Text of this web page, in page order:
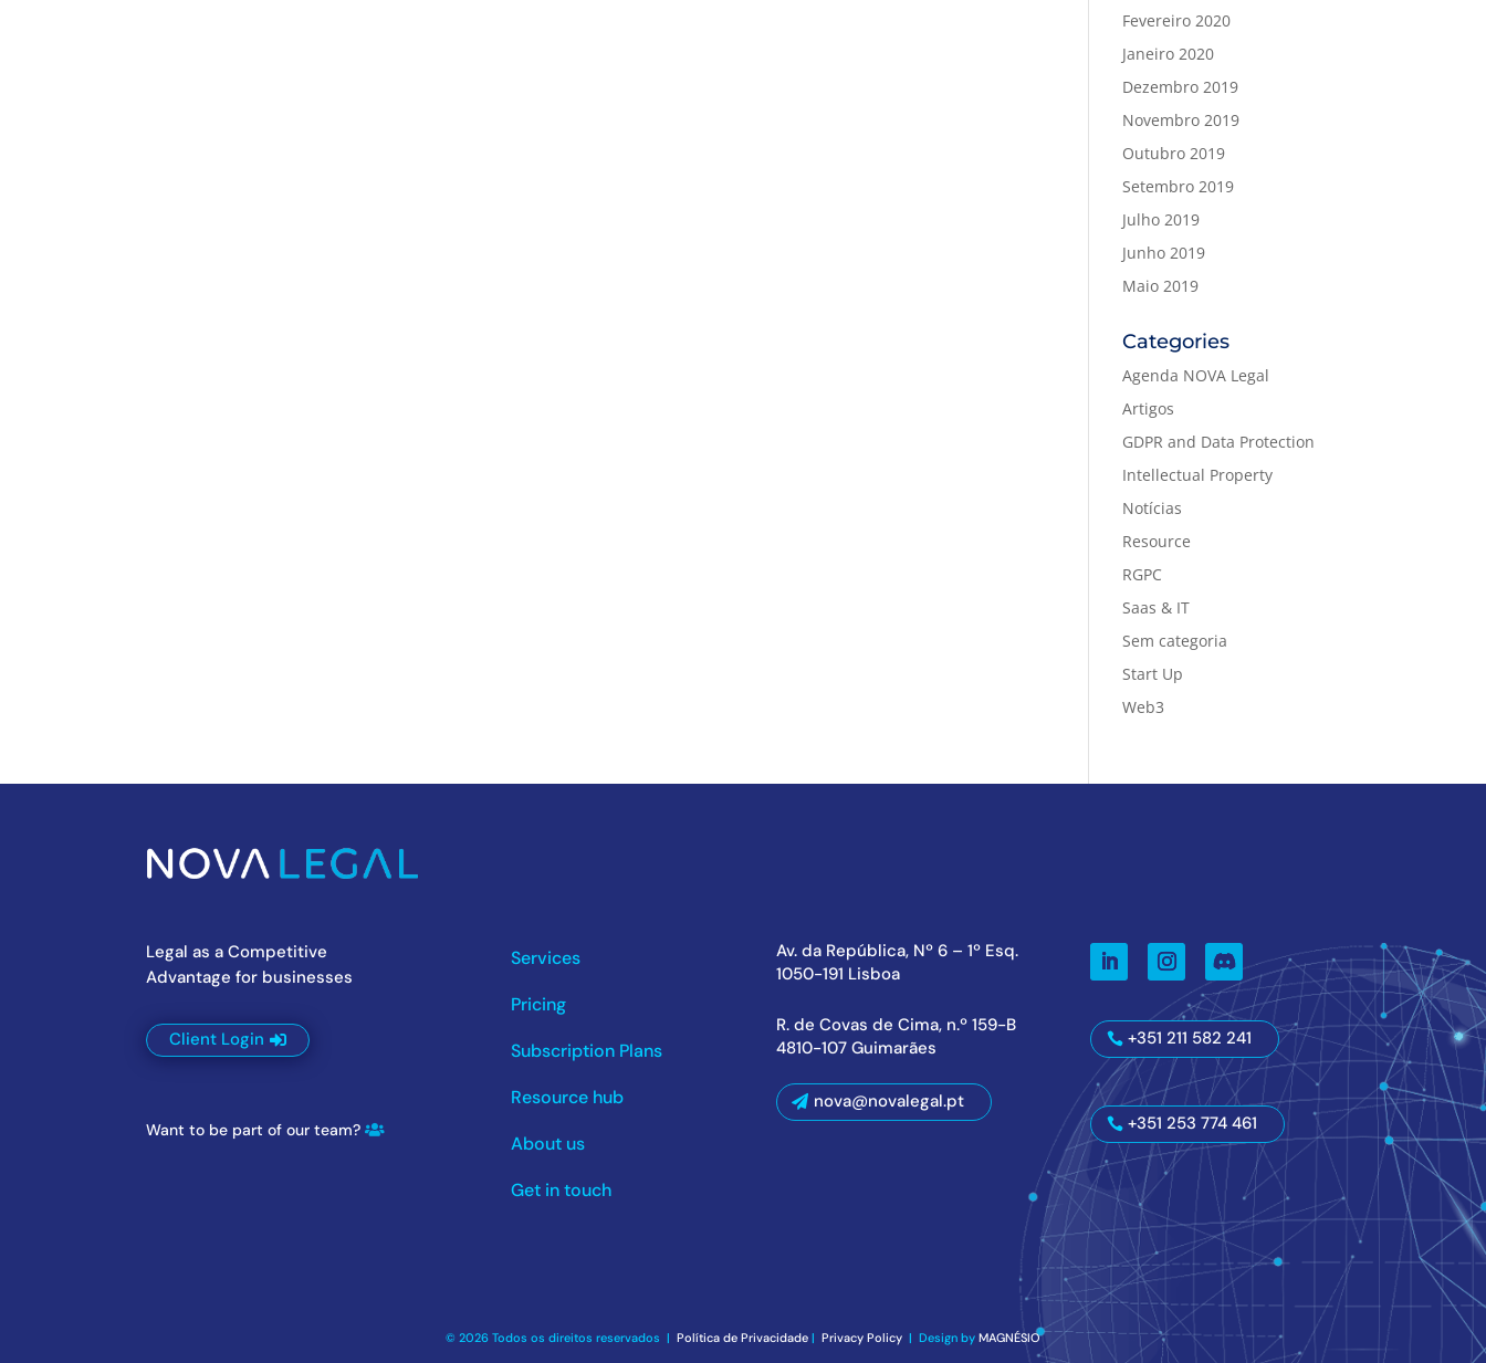
Fevereiro 2020
Janeiro 2020
Dezembro 2019
Novembro 2019
Outubro 2019
Setembro 2019
Julho 2019
Junho 2019
Maio 2019
Categories
Agenda NOVA Legal
Artigos
GDPR and Data Protection
Intellectual Property
Notícias
Resource
RGPC
Saas & IT
Sem categoria
Start Up
Web3
Legal as a Competitive
Advantage for businesses
Client Login
Want to be part of our team?
Services
Pricing
Subscription Plans
Resource hub
About us
Get in touch
Av. da República, Nº 6 – 1º Esq.
1050-191 Lisboa
R. de Covas de Cima, n.º 159-B
4810-107 Guimarães
nova@novalegal.pt
+351 211 582 241
+351 253 774 461
© 2026 Todos os direitos reservados | Política de Privacidade | Privacy Policy | Design by MAGNÉSIO